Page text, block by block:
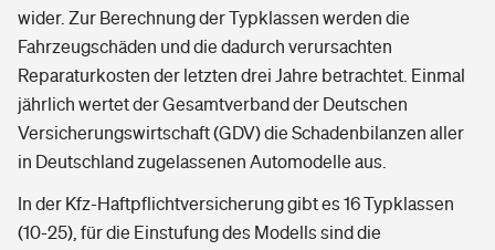
wider. Zur Berechnung der Typklassen werden die
Fahrzeugschäden und die dadurch verursachten
Reparaturkosten der letzten drei Jahre betrachtet. Einmal
jährlich wertet der Gesamtverband der Deutschen
Versicherungswirtschaft (GDV) die Schadenbilanzen aller
in Deutschland zugelassenen Automodelle aus.
In der Kfz-Haftpflichtversicherung gibt es 16 Typklassen
(10-25), für die Einstufung des Modells sind die